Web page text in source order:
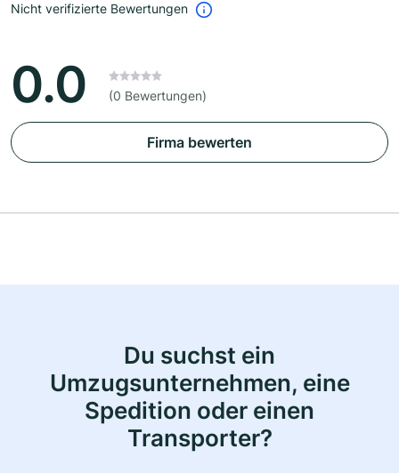
Nicht verifizierte Bewertungen
0.0 (0 Bewertungen)
Firma bewerten
Du suchst ein
Umzugsunternehmen, eine
Spedition oder einen
Transporter?